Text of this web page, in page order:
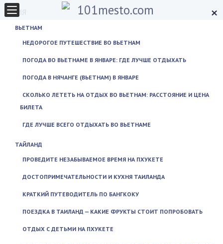
×
АЗИЯ
ВЬЕТНАМ
НЕДОРОГОЕ ПУТЕШЕСТВИЕ ВО ВЬЕТНАМ
ПОГОДА ВО ВЬЕТНАМЕ В ЯНВАРЕ: ГДЕ ЛУЧШЕ ОТДЫХАТЬ
ПОГОДА В НЯЧАНГЕ (ВЬЕТНАМ) В ЯНВАРЕ
СКОЛЬКО ЛЕТЕТЬ НА ОТДЫХ ВО ВЬЕТНАМ: РАССТОЯНИЕ И ЦЕНА
БИЛЕТА
ГДЕ ЛУЧШЕ ВСЕГО ОТДЫХАТЬ ВО ВЬЕТНАМЕ
ТАЙЛАНД
ПРОВЕДИТЕ НЕЗАБЫВАЕМОЕ ВРЕМЯ НА ПХУКЕТЕ
ДОСТОПРИМЕЧАТЕЛЬНОСТИ И КУХНЯ ТАИЛАНДА
КРАТКИЙ ПУТЕВОДИТЕЛЬ ПО БАНГКОКУ
ПОЕЗДКА В ТАИЛАНД — КАКИЕ ФРУКТЫ СТОИТ ПОПРОБОВАТЬ
ОТДЫХ С ДЕТЬМИ НА ПХУКЕТЕ